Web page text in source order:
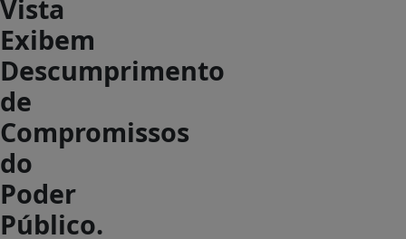
Vista
Exibem
Descumprimento
de
Compromissos
do
Poder
Público.